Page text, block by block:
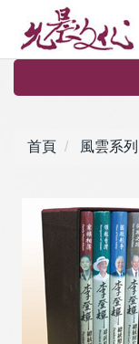
首頁 風雲系列